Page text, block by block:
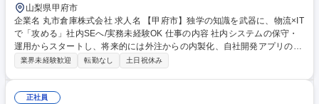
山梨県甲府市
企業名 丸市倉庫株式会社 求人名 【甲府市】独学の知識を武器に、物流×IT
で「攻める」社内SEへ/実務未経験OK 仕事の内容 社内システムの保守・
運用からスタートし、将来的には外注からの内製化、自社開発アプリの外
販など「攻め」のシステム開発・企画をお任せします。 現在、担当役員1
内ヘルプデスクからお任せします。将来的には、 ■外注しているシステム
業界未経験歓迎 転勤なし 土日祝休み
正社員